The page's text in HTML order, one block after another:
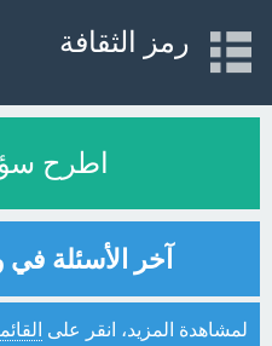
رمز الثقافة
اطرح
آخر الأسئلة
لمشاهدة المزيد، انقر على